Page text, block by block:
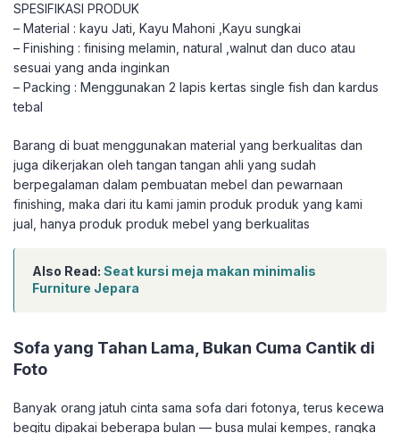
SPESIFIKASI PRODUK
– Material : kayu Jati, Kayu Mahoni ,Kayu sungkai
– Finishing : finising melamin, natural ,walnut dan duco atau
sesuai yang anda inginkan
– Packing : Menggunakan 2 lapis kertas single fish dan kardus
tebal
Barang di buat menggunakan material yang berkualitas dan
juga dikerjakan oleh tangan tangan ahli yang sudah
berpegalaman dalam pembuatan mebel dan pewarnaan
finishing, maka dari itu kami jamin produk produk yang kami
jual, hanya produk produk mebel yang berkualitas
Also Read: Seat kursi meja makan minimalis
Furniture Jepara
Sofa yang Tahan Lama, Bukan Cuma Cantik di
Foto
Banyak orang jatuh cinta sama sofa dari fotonya, terus kecewa
begitu dipakai beberapa bulan — busa mulai kempes, rangka